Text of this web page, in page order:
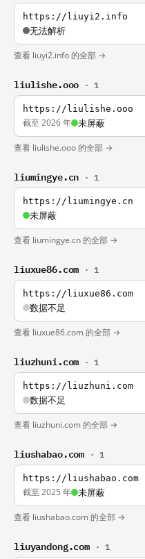
https://liuyi2.info
无法解析
查看 liuyi2.info 的全部 →
liulishe.ooo · 1
https://liulishe.ooo
截至 2026 年 未屏蔽
查看 liulishe.ooo 的全部 →
liumingye.cn · 1
https://liumingye.cn
未屏蔽
查看 liumingye.cn 的全部 →
liuxue86.com · 1
https://liuxue86.com
数据不足
查看 liuxue86.com 的全部 →
liuzhuni.com · 1
https://liuzhuni.com
数据不足
查看 liuzhuni.com 的全部 →
liushabao.com · 1
https://liushabao.com
截至 2025 年 未屏蔽
查看 liushabao.com 的全部 →
liuyandong.com · 1